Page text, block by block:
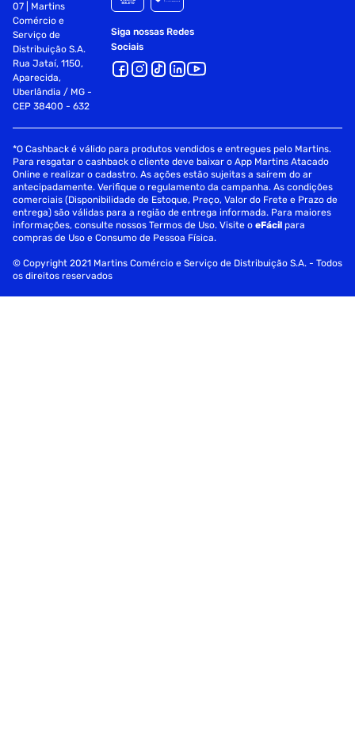
07 | Martins
Comércio e
Serviço de
Distribuição S.A.
Rua Jataí, 1150,
Aparecida,
Uberlândia / MG -
CEP 38400 - 632
Siga nossas Redes
Sociais
*O Cashback é válido para produtos vendidos e entregues pelo Martins.
Para resgatar o cashback o cliente deve baixar o App Martins Atacado
Online e realizar o cadastro. As ações estão sujeitas a saírem do ar
antecipadamente. Verifique o regulamento da campanha. As condições
comerciais (Disponibilidade de Estoque, Preço, Valor do Frete e Prazo de
entrega) são válidas para a região de entrega informada. Para maiores
informações, consulte nossos Termos de Uso. Visite oeFácil para
compras de Uso e Consumo de Pessoa Física.
© Copyright 2021 Martins Comércio e Serviço de Distribuição S.A. - Todos
os direitos reservados